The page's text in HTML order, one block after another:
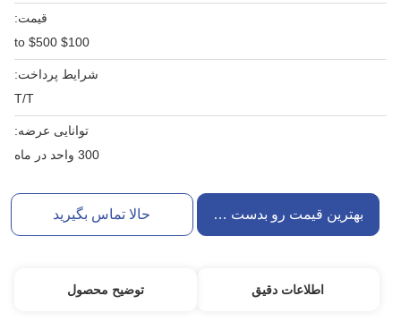
قیمت:
$100 to $500
شرایط پرداخت:
T/T
توانایی عرضه:
300 واحد در ماه
بهترین قیمت رو بدست بیار حالا تماس بگیرید
اطلاعات دقیق توضیح محصول